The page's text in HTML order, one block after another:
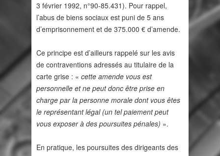
3 février 1992, n°90-85.431). Pour rappel,
l’abus de biens sociaux est puni de 5 ans
d’emprisonnement et de 375.000 € d’amende.
Ce principe est d’ailleurs rappelé sur les avis
de contraventions adressés au titulaire de la
carte grise : « cette amende vous est
personnelle et ne peut donc être prise en
charge par la personne morale dont vous êtes
le représentant légal (un tel paiement peut
vous exposer à des poursuites pénales) ».
En pratique, les poursuites des dirigeants des